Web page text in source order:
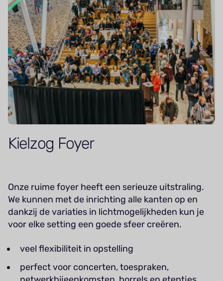
Kielzog Foyer
Onze ruime foyer heeft een serieuze uitstraling.
We kunnen met de inrichting alle kanten op en
dankzij de variaties in lichtmogelijkheden kun je
voor elke setting een goede sfeer creëren.
veel flexibiliteit in opstelling
perfect voor concerten, toespraken,